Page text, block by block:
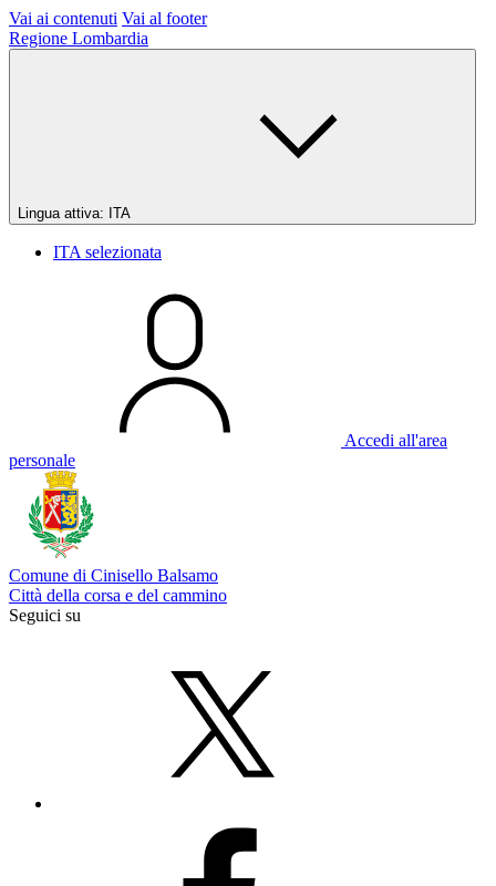
Vai ai contenuti Vai al footer
Regione Lombardia
Lingua attiva: ITA
ITA selezionata
Accedi all'area
personale
Comune di Cinisello Balsamo
Città della corsa e del cammino
Seguici su